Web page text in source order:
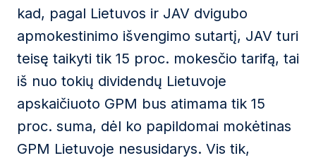
kad, pagal Lietuvos ir JAV dvigubo
apmokestinimo išvengimo sutartį, JAV turi
teisę taikyti tik 15 proc. mokesčio tarifą, tai
iš nuo tokių dividendų Lietuvoje
apskaičiuoto GPM bus atimama tik 15
proc. suma, dėl ko papildomai mokėtinas
GPM Lietuvoje nesusidarys. Vis tik,